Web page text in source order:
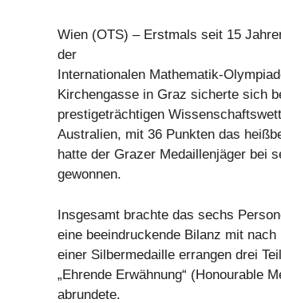
Wien (OTS) – Erstmals seit 15
der
Internationalen Mathematik-
Kirchengasse in Graz sicherte sich
prestigeträchtigen
Australien, mit 36 Punkten das
hatte der Grazer Medaillenjäger bei
gewonnen.
Insgesamt brachte das sechs
eine beeindruckende Bilanz mit
einer Silbermedaille errangen drei
„Ehrende Erwähnung“ (Honourable
abrundete.